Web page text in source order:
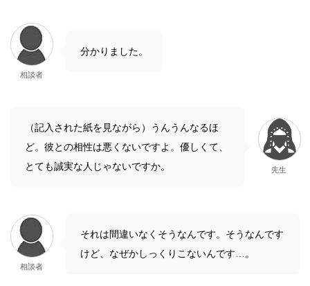
相談者
分かりました。
（記入された紙を見ながら）うんうんなるほ
ど。彼との相性は悪くないですよ。優しくて、
とても誠実な人じゃないですか。
先生
相談者
それは間違いなくそうなんです。そうなんです
けど、なぜかしっくりこないんです…。